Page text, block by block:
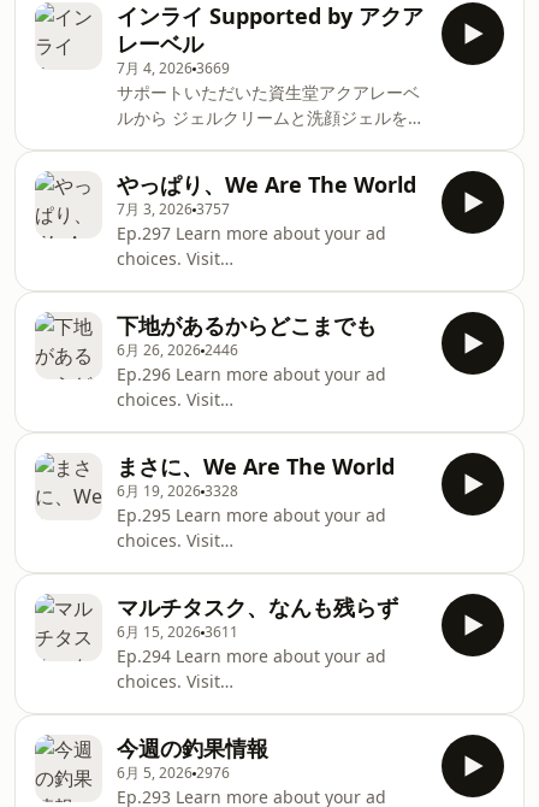
インライ Supported by アクア
レーベル
7月 4, 20263669
サポートいただいた資生堂アクアレーベ
ルから ジェルクリームと洗顔ジェルをセ
https://overthesun.jp/contents/1088878
「残したい夏、迎えたい秋」メールもお
待ちしています Learn more about your
ad choices. Visit
podcastchoices.com/adchoices
やっぱり、We Are The World
7月 3, 20263757
Ep.297 Learn more about your ad
choices. Visit
下地があるからどこまでも
6月 26, 20262446
Ep.296 Learn more about your ad
choices. Visit
まさに、We Are The World
6月 19, 20263328
Ep.295 Learn more about your ad
choices. Visit
マルチタスク、なんも残らず
6月 15, 20263611
Ep.294 Learn more about your ad
choices. Visit
今週の釣果情報
6月 5, 20262976
Ep.293 Learn more about your ad